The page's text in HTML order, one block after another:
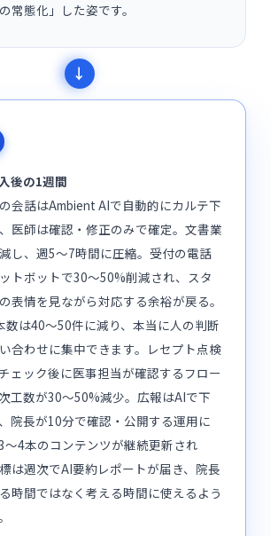
常態化」した姿です。
後の1週間
会話はAmbient AIで自動的にカルテ下
医師は確認・修正のみで確定。文書業
し、週5〜7時間に圧縮。受付の電話
トボットで30〜50%削減され、スタ
表情を見ながら対応する余裕が戻る。
数は40〜50件に減り、本当に人の判断
合わせに集中できます。レセプト点検
ェック後に医事担当が確認するフロー
工数が30〜50%減少。広報はAIで下
院長が10分で確認・公開する運用に
〜4本のコンテンツが継続更新され
は週次でAI要約レポートが届き、院長
時間ではなく考える時間に使えるよう